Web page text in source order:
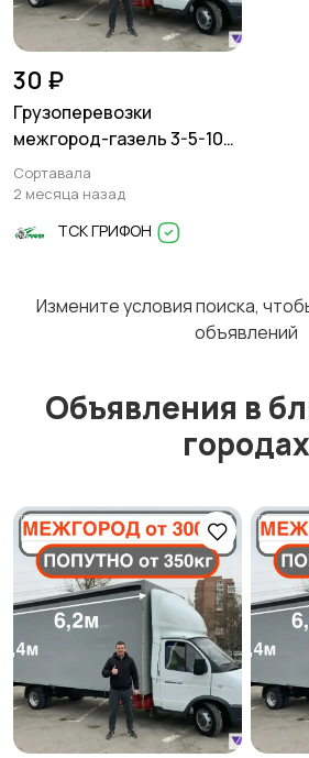
Уборка
Обучение
Писатели
Организация
праздников
30 ₽
Грузоперевозки
межгород-газель 3-5-10
тонн
Сортавала
2 месяца назад
ТСК ГРИФОН
Измените условия поиска,
объявлений
Объявления в
городах